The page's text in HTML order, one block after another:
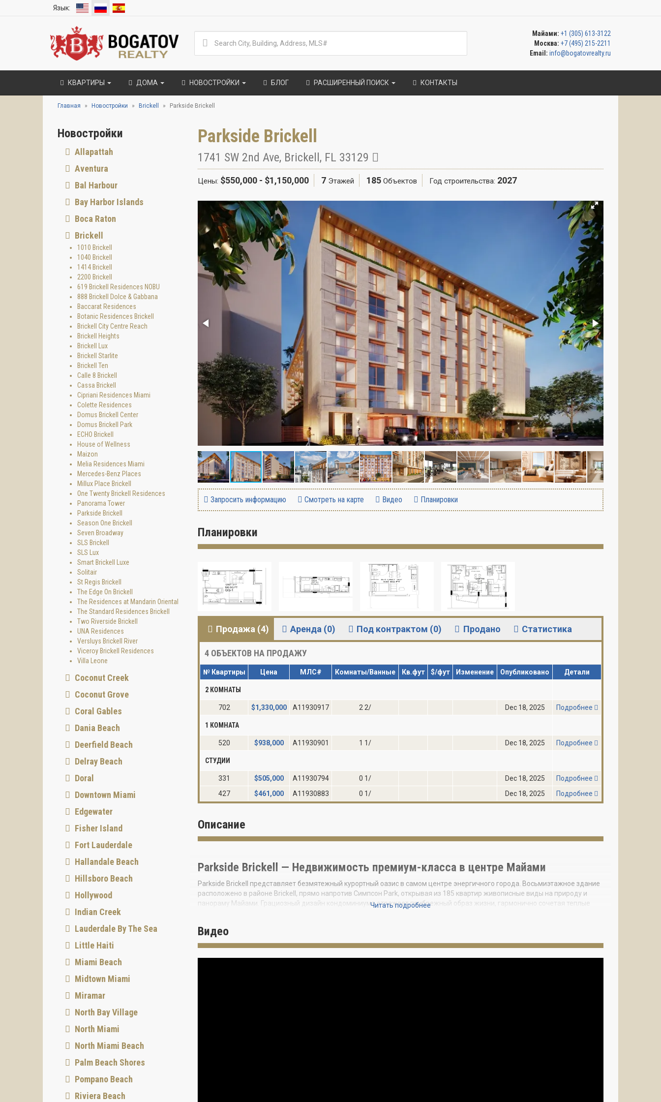
Язык:
Майами: +1 (305) 613-3122
Москва: +7 (495) 215-2211
Email: info@bogatovrealty.ru
КВАРТИРЫ ДОМА НОВОСТРОЙКИ БЛОГ РАСШИРЕННЫЙ ПОИСК КОНТАКТЫ
Главная Новостройки Brickell Parkside Brickell
Parkside Brickell
1741 SW 2nd Ave, Brickell , FL 33129
Цены: $550,000 - $1,150,000 7 Этажей 185 Объектов Год строительства: 2027
Запросить информацию Смотреть на карте Видео Планировки
Планировки
Продажа (4) Аренда (0) Под контрактом (0) Продано Статистика
4 ОБЪЕКТОВ НА ПРОДАЖУ
№ Квартиры Цена МЛС# Комнаты/Ванные Кв.фут $/фут Изменение Опубликовано Детали
2 КОМНАТЫ
702 $1,330,000 A11930917 2 2/ Dec 18, 2025 Подробнее
1 КОМНАТА
520 $938,000 A11930901 1 1/ Dec 18, 2025 Подробнее
СТУДИИ
331 $505,000 A11930794 0 1/ Dec 18, 2025
Подробнее
427
$461,000 A11930883 0 1/ Dec 18, 2025 Подробнее
Описание
Parkside Brickell — Недвижимость премиум-класса в центре Майами
Parkside Brickell представляет безмятежный курортный оазис в самом центре энергичного города. Восьмиэтажное здание
расположено в районе Brickell, прямо напротив Симпсон Park, открывая из 185 квартир живописные виды на природу и
панораму Майами. Грациозный дизайн кондоминиума отражает прибрежный образ жизни, гармонично сочетая теплые
Жильцам предоставлены внутренние удобства курортного уровня, регулярный трансфер до пляжа и обслуживание в
пляжном клубе. При этом владельцы могут извлекать максимальную прибыль, так как недвижимость одобрена для
краткосрочной аренды.
Читать подробнее
Видео
Новостройки
Allapattah
Aventura
Bal Harbour
Bay Harbor Islands
Boca Raton
Brickell
1010 Brickell
1040 Brickell
1414 Brickell
2200 Brickell
619 Brickell Residences NOBU
888 Brickell Dolce & Gabbana
Baccarat Residences
Botanic Residences Brickell
Brickell City Centre Reach
Brickell Heights
Brickell Lux
Brickell Starlite
Brickell Ten
Calle 8 Brickell
Cassa Brickell
Cipriani Residences Miami
Colette Residences
Domus Brickell Center
Domus Brickell Park
ECHO Brickell
House of Wellness
Maizon
Melia Residences Miami
Mercedes-Benz Places
Millux Place Brickell
One Twenty Brickell Residences
Panorama Tower
Parkside Brickell
Season One Brickell
Seven Broadway
SLS Brickell
SLS Lux
Smart Brickell Luxe
Solitair
St Regis Brickell
The Edge On Brickell
The Residences at Mandarin Oriental
The Standard Residences Brickell
Two Riverside Brickell
UNA Residences
Versluys Brickell River
Viceroy Brickell Residences
Villa Leone
Coconut Creek
Coconut Grove
Coral Gables
Dania Beach
Deerfield Beach
Delray Beach
Doral
Downtown Miami
Edgewater
Fisher Island
Fort Lauderdale
Hallandale Beach
Hillsboro Beach
Hollywood
Indian Creek
Lauderdale By The Sea
Little Haiti
Miami Beach
Midtown Miami
Miramar
North Bay Village
North Miami
North Miami Beach
Palm Beach Shores
Pompano Beach
Riviera Beach